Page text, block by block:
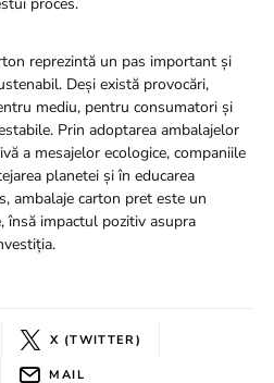
reprezintă un pas important și
Deși există provocări,
mediu, pentru consumatori și
Prin adoptarea ambalajelor
a mesajelor ecologice, companiile
planetei și în educarea
ambalaje carton pret este un
însă impactul pozitiv asupra
X (TWITTER)
MAIL